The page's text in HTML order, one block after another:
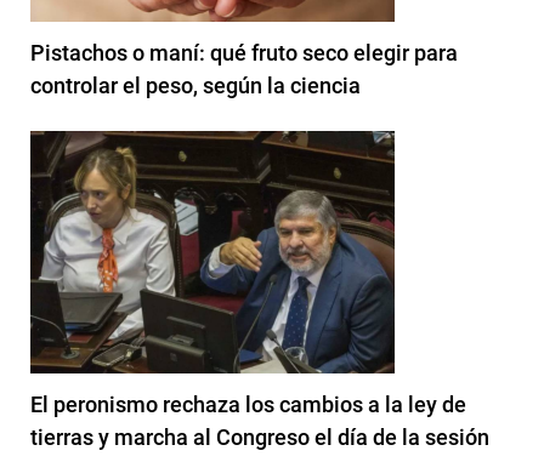
Pistachos o maní: qué fruto seco elegir para
controlar el peso, según la ciencia
El peronismo rechaza los cambios a la ley de
tierras y marcha al Congreso el día de la sesión